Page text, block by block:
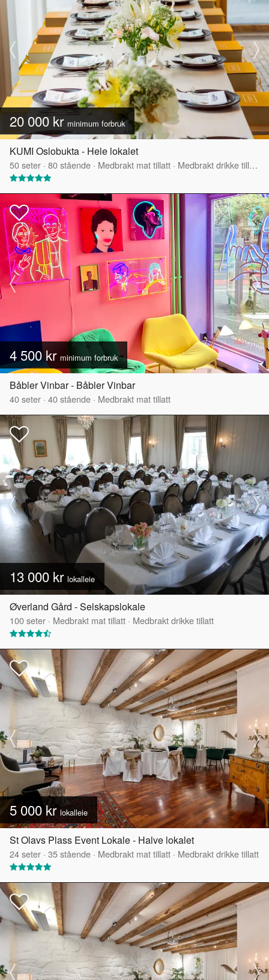
20 000 krminimum forbruk
KUMI Oslobukta - Hele lokalet
50seter · 80stående · Medbrakt mat tillatt · Medbrakt drikke tillatt
4 500 kr minimum forbruk
Båbler Vinbar - Båbler Vinbar
40seter · 40stående · Medbrakt mat tillatt
13 000 kr lokalleie
Øverland Gård - Selskapslokale
100seter · Medbrakt mat tillatt · Medbrakt drikke tillatt
5 000 krlokalleie
St Olavs Plass Event Lokale - Halve lokalet
24seter · 35stående · Medbrakt mat tillatt · Medbrakt drikke tillatt